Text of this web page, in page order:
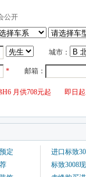
定
进口标致
标致3008